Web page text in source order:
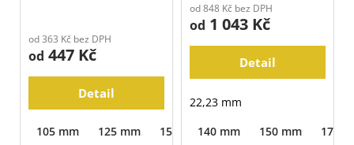
od 363 Kč bez DPH
od 447 Kč
Detail
105 mm 125 mm 150 mm 180 mm 230 mm
od 848 Kč bez DPH
od 1 043 Kč
Detail
22,23 mm
140 mm
150 mm 170